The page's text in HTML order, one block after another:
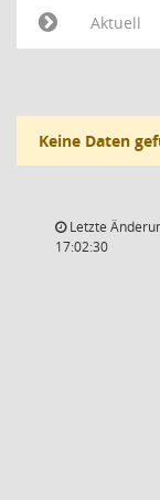
Aktuell
Keine Daten
Letzte
17:02:30